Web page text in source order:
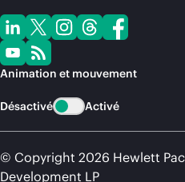
Animation et mouvement
Désactivé Activé
© Copyright 2026 Hewlett
Development LP